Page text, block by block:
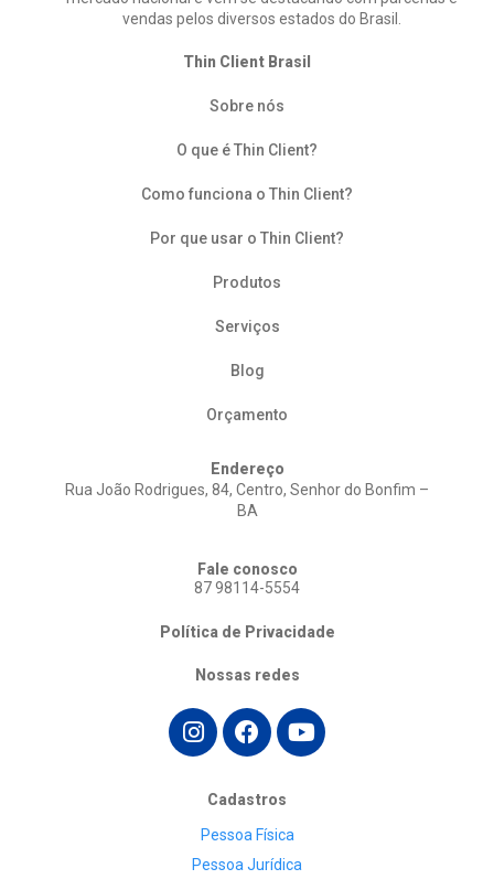
vendas pelos diversos estados do Brasil.
Thin Client Brasil
Sobre nós
O que é Thin Client?
Como funciona o Thin Client?
Por que usar o Thin Client?
Produtos
Serviços
Blog
Orçamento
Endereço
Rua João Rodrigues, 84, Centro, Senhor do Bonfim –
BA
Fale conosco
87 98114-5554
Política de Privacidade
Nossas redes
Cadastros
Pessoa Física
Pessoa Jurídica